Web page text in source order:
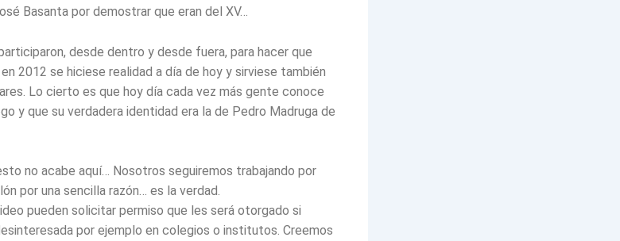
Basanta por demostrar que eran del XV…
desde dentro y desde fuera, para hacer que
2012 se hiciese realidad a día de hoy y sirviese también
Lo cierto es que hoy día cada vez más gente conoce
y que su verdadera identidad era la de Pedro Madruga de
no acabe aquí… Nosotros seguiremos trabajando por
por una sencilla razón… es la verdad.
pueden solicitar permiso que les será otorgado si
por ejemplo en colegios o institutos. Creemos